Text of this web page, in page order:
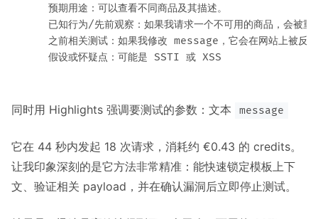
    预期用途：可以查看不同商品及其描述。
已知行为/先前观察：如果我请求一个不可用的商品，会被
之前相关测试：如果我修改 message，它会在网站上被反
同时用 Highlights 强调要测试的参数：文本 message
它在 44 秒内发起 18 次请求，消耗约 €0.43 的 credits。
让我印象深刻的是它方法非常精准：能快速锁定模板上下
文、验证相关 payload，并在确认漏洞后立即停止测试。